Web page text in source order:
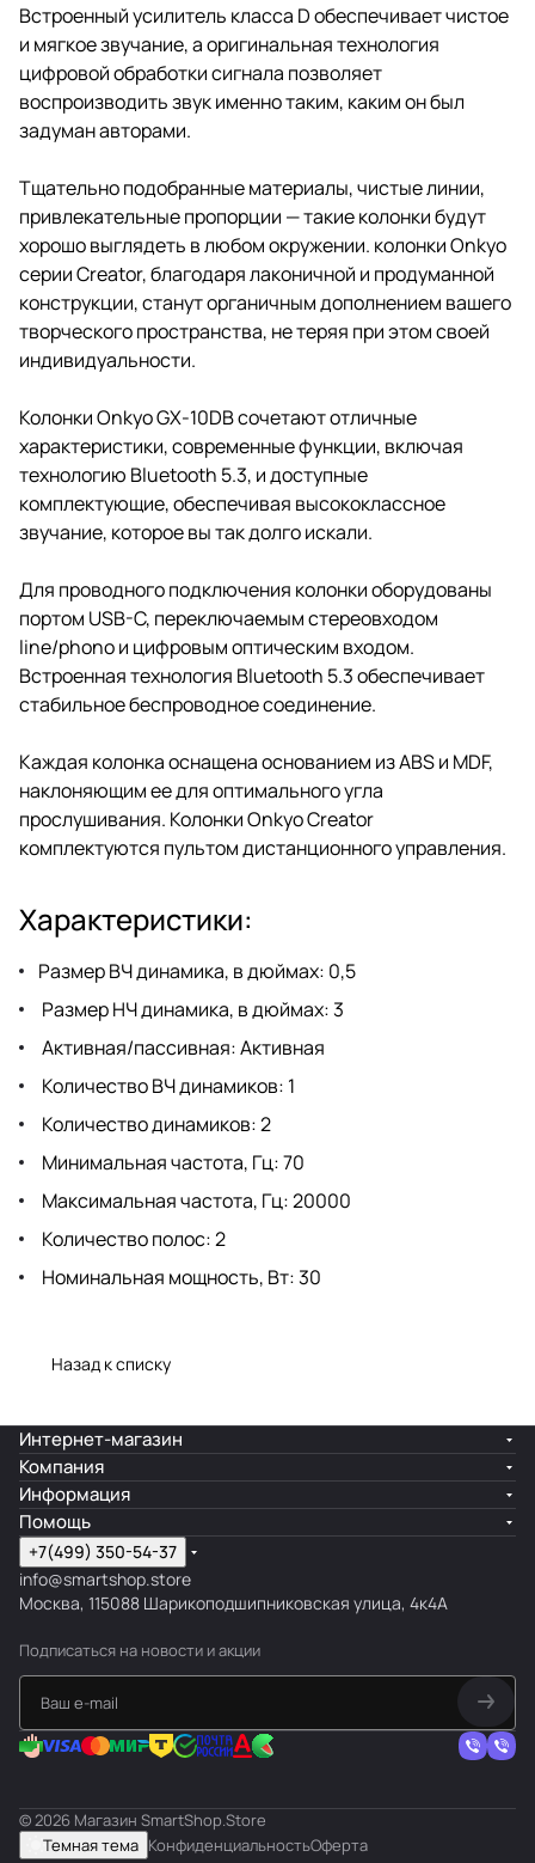
Встроенный усилитель класса D обеспечивает чистое
и мягкое звучание, а оригинальная технология
цифровой обработки сигнала позволяет
воспроизводить звук именно таким, каким он был
задуман авторами.
Тщательно подобранные материалы, чистые линии,
привлекательные пропорции — такие колонки будут
хорошо выглядеть в любом окружении. колонки Onkyo
серии Creator, благодаря лаконичной и продуманной
конструкции, станут органичным дополнением вашего
творческого пространства, не теряя при этом своей
индивидуальности.
Колонки Onkyo GX-10DB сочетают отличные
характеристики, современные функции, включая
технологию Bluetooth 5.3, и доступные
комплектующие, обеспечивая высококлассное
звучание, которое вы так долго искали.
Для проводного подключения колонки оборудованы
портом USB-C, переключаемым стереовходом
line/phono и цифровым оптическим входом.
Встроенная технология Bluetooth 5.3 обеспечивает
стабильное беспроводное соединение.
Каждая колонка оснащена основанием из ABS и MDF,
наклоняющим ее для оптимального угла
прослушивания. Колонки Onkyo Creator
комплектуются пультом дистанционного управления.
Характеристики:
Размер ВЧ динамика, в дюймах: 0,5
Размер НЧ динамика, в дюймах: 3
Активная/пассивная: Активная
Количество ВЧ динамиков: 1
Количество динамиков: 2
Минимальная частота, Гц: 70
Максимальная частота, Гц: 20000
Количество полос: 2
Номинальная мощность, Вт: 30
Назад к списку
Интернет-магазин
Компания
Информация
Помощь
+7(499) 350-54-37
info@smartshop.store
Москва, 115088 Шарикоподшипниковская улица, 4к4А
Подписаться на новости и акции
© 2026 Магазин SmartShop.Store
Темная тема КонфиденциальностьОферта